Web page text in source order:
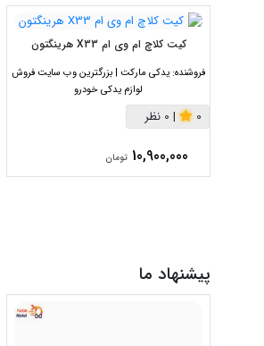
کیت کلاچ ام وی ام X33 هرینگتون
فروشنده: یدکی مارکت | بزرگترین وب سایت فروش
لوازم یدکی خودرو
0
| 0 نظر
10,900,000 تومان
پیشنهاد ما